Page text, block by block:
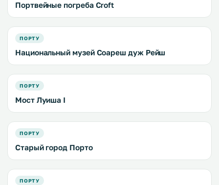
Портвейные погреба Croft
ПОРТУ
Национальный музей Соареш дуж Рейш
ПОРТУ
Мост Луиша I
ПОРТУ
Старый город Порто
ПОРТУ